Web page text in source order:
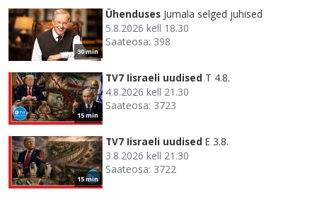
30 min
Ühenduses Jumala selged juhised
5.8.2026 kell 18.30
Saateosa: 398
15 min
TV7 Iisraeli uudised T 4.8.
4.8.2026 kell 21.30
Saateosa: 3723
15 min
TV7 Iisraeli uudised E 3.8.
3.8.2026 kell 21.30
Saateosa: 3722